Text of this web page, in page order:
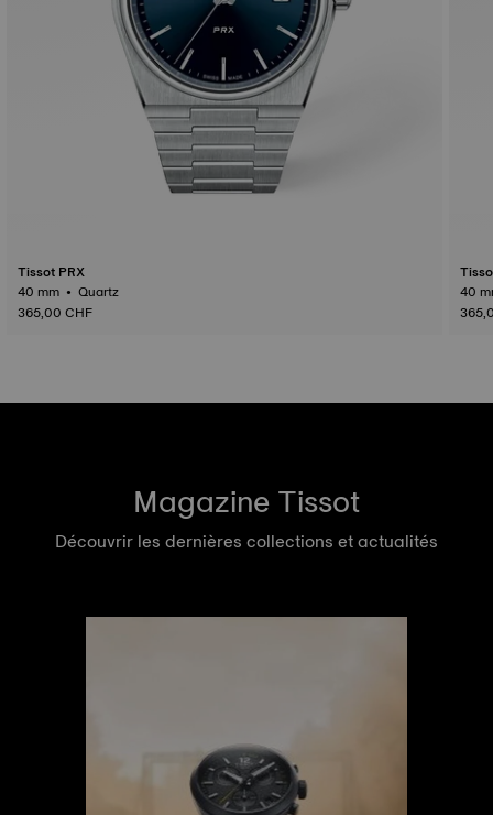
Tissot PRX
40 mm • Quartz
365,00 CHF
Magazine Tissot
Découvrir les dernières collections et actualités